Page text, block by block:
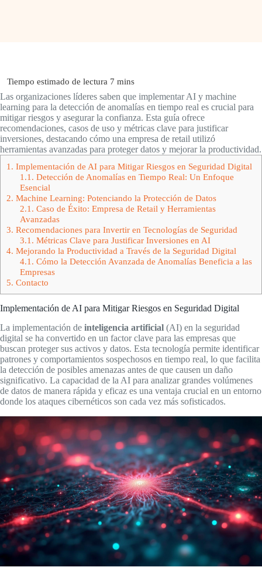
Las organizaciones líderes saben que implementar AI y machine
learning para la detección de anomalías en tiempo real es crucial para
mitigar riesgos y asegurar la confianza. Esta guía ofrece
recomendaciones, casos de uso y métricas clave para justificar
inversiones, destacando cómo una empresa de retail utilizó
herramientas avanzadas para proteger datos y mejorar la productividad.
1. Implementación de AI para Mitigar Riesgos en Seguridad Digital
1.1. Detección de Anomalías en Tiempo Real: Un Enfoque
Esencial
2. Machine Learning: Potenciando la Protección de Datos
2.1. Caso de Éxito: Empresa de Retail y Herramientas
Avanzadas
3. Recomendaciones para Invertir en Tecnologías de Seguridad
3.1. Métricas Clave para Justificar Inversiones en AI
4. Mejorando la Productividad a Través de la Seguridad Digital
4.1. Cómo la Detección Avanzada de Anomalías Beneficia a las
Empresas
5. Contacto
Implementación de AI para Mitigar Riesgos en Seguridad Digital
La implementación de inteligencia artificial (AI) en la seguridad
digital se ha convertido en un factor clave para las empresas que
buscan proteger sus activos y datos. Esta tecnología permite identificar
patrones y comportamientos sospechosos en tiempo real, lo que facilita
la detección de posibles amenazas antes de que causen un daño
significativo. La capacidad de la AI para analizar grandes volúmenes
de datos de manera rápida y eficaz es una ventaja crucial en un entorno
donde los ataques cibernéticos son cada vez más sofisticados.